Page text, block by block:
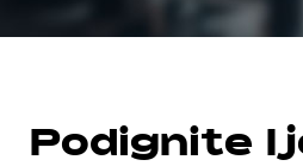
Podignite